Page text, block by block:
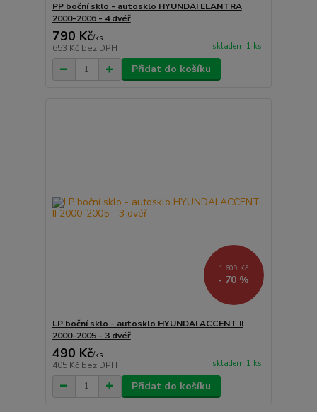
PP boční sklo - autosklo HYUNDAI ELANTRA
2000-2006 - 4 dvéř
790 Kč/ks
653 Kč bez DPH skladem 1 ks
Přidat do košíku
1 609 Kč
- 70 %
LP boční sklo - autosklo HYUNDAI ACCENT II
2000-2005 - 3 dvéř
490 Kč/ks
405 Kč bez DPH skladem 1 ks
Přidat do košíku